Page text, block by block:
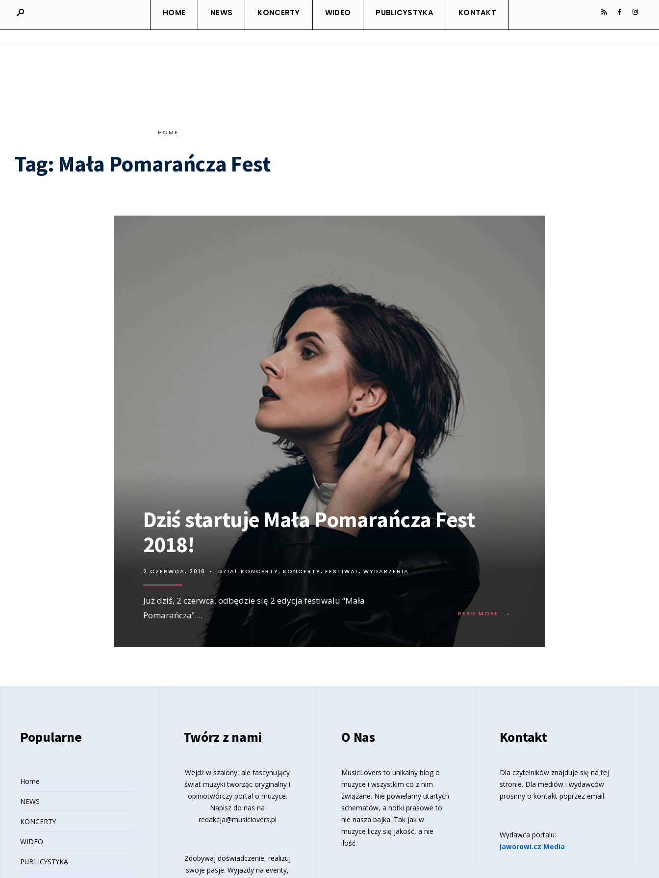
HOME NEWS KONCERTY WIDEO PUBLICYSTYKA KONTAKT
HOME
Tag: Mała Pomarańcza Fest
Dziś startuje Mała Pomarańcza Fest
2018!
2 CZERWCA, 2018 • DZIAŁ KONCERTY, KONCERTY, FESTIWAL, WYDARZENIA
Już dziś, 2 czerwca, odbędzie się 2 edycja festiwalu “Mała
Pomarańcza”.... READ MORE →
Popularne
Home
NEWS
KONCERTY
WIDEO
PUBLICYSTYKA
Twórz z nami
Wejdź w szalony, ale fascynujący
świat muzyki tworząc oryginalny i
opiniotwórczy portal o muzyce.
Napisz do nas na
redakcja@musiclovers.pl
Zdobywaj doświadczenie, realizuj
swoje pasje. Wyjazdy na eventy,
O Nas
MusicLovers to unikalny blog o
muzyce i wszystkim co z nim
związane. Nie powielamy utartych
schematów, a notki prasowe to
nie nasza bajka. Tak jak w
muzyce liczy się jakość, a nie
ilość.
Kontakt
Dla czytelników znajduje się na tej
stronie. Dla mediów i wydawców
prosimy o kontakt poprzez email.
Wydawca portalu:
Jaworowi.cz Media